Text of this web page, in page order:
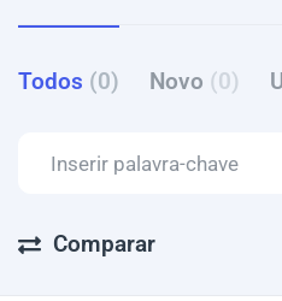
Todos (0) Novo (0)
Comparar